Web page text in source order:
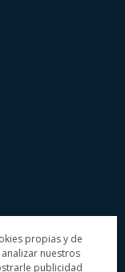
propias y de
nuestros
publicidad